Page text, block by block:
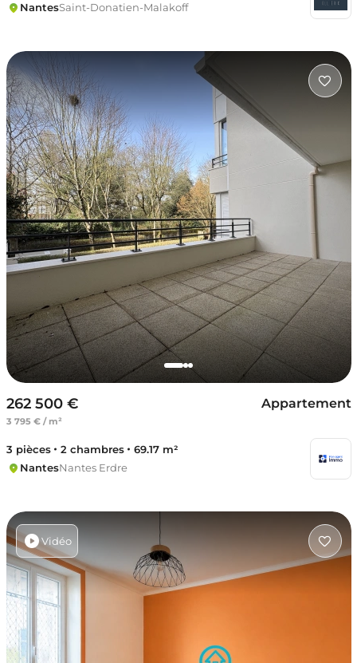
NantesSaint-Donatien-Malakoff
262 500 €
3 795 € / m²
Appartement
3 pièces 2 chambres
69.17 m²
NantesNantes Erdre
Vidéo